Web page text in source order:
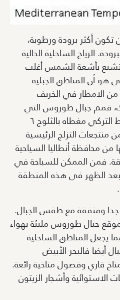
تكون أكثر برودة ورطوبة،
الرياح الساحلية الخالية
بأشعة الشمس أغلب
هو أن المناطق الجبلية
الامطار في الخريف
قمم جبال طوروس التي
تشكل خلفية البحر المتوسط التركي مغطاه بالثلوج ٦
التزلج الرئيسية
من محافظة أنطاليا السياحية
فمن الممكن للسباحة في
بعد الظهر في هذه المنطقة
جدا ومتفقة مع طقس الجبال.
موقع جبال طوروس مليئة بهواء
يجعل المناطق الساحلية
أيضا فالبحر الأبيض
قاري وفصول مناخية رائعة.
الاستوائية وأشجار الزيتون